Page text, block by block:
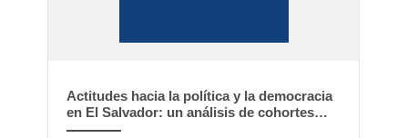
Actitudes hacia la política y la democracia
en El Salvador: un análisis de cohortes
generacionales